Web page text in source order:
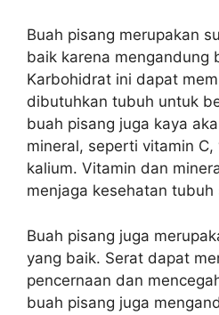
Buah pisang merupakan
baik karena mengandung
Karbohidrat ini dapat
dibutuhkan tubuh untuk
buah pisang juga kaya
mineral, seperti vitamin C,
kalium. Vitamin dan
menjaga kesehatan tubuh
Buah pisang juga
yang baik. Serat dapat
pencernaan dan
buah pisang juga